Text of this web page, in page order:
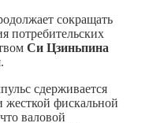
сокращать
потребительских
Си Цзиньпина
сдерживается
фискальной
валовой